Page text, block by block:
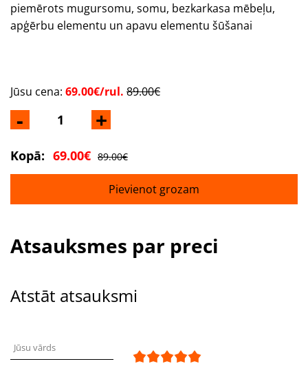
piemērots mugursomu, somu, bezkarkasa mēbeļu,
apģērbu elementu un apavu elementu šūšanai
- +
Jūsu cena: 69.00€/rul. 89.00€
Kopā: 69.00€ 89.00€
Pievienot grozam
Atsauksmes par preci
Atstāt atsauksmi
Jūsu vārds